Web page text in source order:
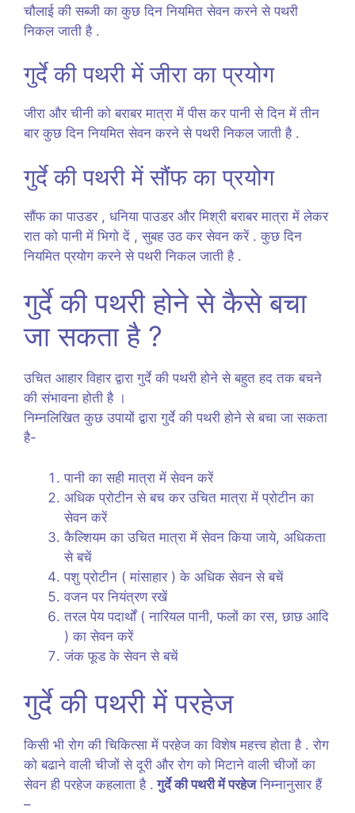
चौलाई की सब्जी का कुछ दिन नियमित सेवन करने से पथरी
निकल जाती है .
गुर्दे की पथरी में जीरा का प्रयोग
जीरा और चीनी को बराबर मात्रा में पीस कर पानी से दिन में तीन
बार कुछ दिन नियमित सेवन करने से पथरी निकल जाती है .
गुर्दे की पथरी में सौंफ का प्रयोग
सौंफ का पाउडर , धनिया पाउडर और मिश्री बराबर मात्रा में लेकर
रात को पानी में भिगो दें , सुबह उठ कर सेवन करें . कुछ दिन
नियमित प्रयोग करने से पथरी निकल जाती है .
गुर्दे की पथरी होने से कैसे बचा
जा सकता है ?
उचित आहार विहार द्वारा गुर्दे की पथरी होने से बहुत हद तक बचने
की संभावना होती है ।
निम्नलिखित कुछ उपायों द्वारा गुर्दे की पथरी होने से बचा जा सकता
है-
पानी का सही मात्रा में सेवन करें
अधिक प्रोटीन से बच कर उचित मात्रा में प्रोटीन का
सेवन करें
कैल्शियम का उचित मात्रा में सेवन किया जाये, अधिकता
से बचें
पशु प्रोटीन ( मांसाहार ) के अधिक सेवन से बचें
वजन पर नियंत्रण रखें
तरल पेय पदार्थों ( नारियल पानी, फलों का रस, छाछ आदि
) का सेवन करें
जंक फूड के सेवन से बचें
गुर्दे की पथरी में परहेज
किसी भी रोग की चिकित्सा में परहेज का विशेष महत्त्व होता है . रोग
को बढाने वाली चीजों से दूरी और रोग को मिटाने वाली चीजों का
सेवन ही परहेज कहलाता है . गुर्दे की पथरी में परहेजनिम्नानुसार हैं
–